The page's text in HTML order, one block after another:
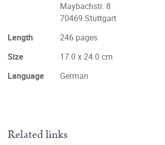
Maybachstr. 8
70469 Stuttgart
Length
246 pages
Size
17.0 x 24.0 cm
Language
German
Related links